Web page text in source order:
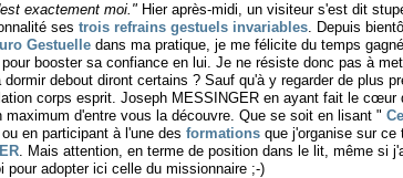
exactement moi." Hier après-midi, un visiteur s'est dit
ses trois refrains gestuels invariables. Depuis
Gestuelle dans ma pratique, je me félicite du temps
booster sa confiance en lui. Je ne résiste donc pas à
debout diront certains ? Sauf qu'à y regarder de plus
corps esprit. Joseph MESSINGER en ayant fait le cœur
maximum d'entre vous la découvre. Que se soit en lisant "
en participant à l'une des formations que j'organise sur ce
. Mais attention, en terme de position dans le lit, même si
pour adopter ici celle du missionnaire ;-)